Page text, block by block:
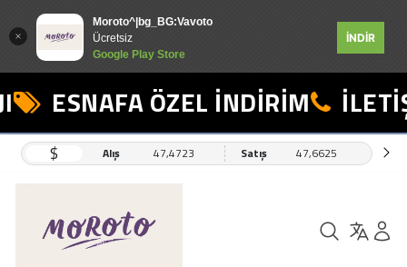
Moroto^|bg_BG:Vavoto
Ücretsiz
Google Play Store
İNDİR
ESNAFA ÖZEL İNDİRİM
$ Alış 47,4723 Satış 47,6625